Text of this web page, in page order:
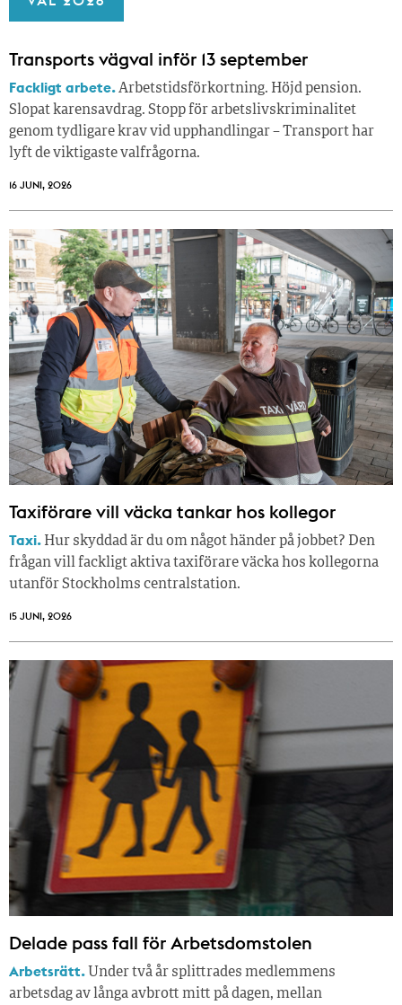
Transports vägval inför 13 september
Fackligt arbete.Arbetstidsförkortning. Höjd pension.
Slopat karensavdrag. Stopp för arbetslivskriminalitet
genom tydligare krav vid upphandlingar – Transport har
lyft de viktigaste valfrågorna.
16 JUNI, 2026
Taxiförare vill väcka tankar hos kollegor
Taxi. Hur skyddad är du om något händer på jobbet? Den
frågan vill fackligt aktiva taxiförare väcka hos kollegorna
utanför Stockholms centralstation.
15 JUNI, 2026
Delade pass fall för Arbetsdomstolen
Arbetsrätt. Under två år splittrades medlemmens
arbetsdag av långa avbrott mitt på dagen, mellan